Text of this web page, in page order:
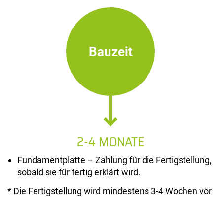
Bauzeit
2-4 MONATE
Fundamentplatte – Zahlung für die Fertigstellung,
sobald sie für fertig erklärt wird.
* Die Fertigstellung wird mindestens 3-4 Wochen vor